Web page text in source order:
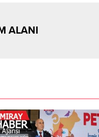
ALANI